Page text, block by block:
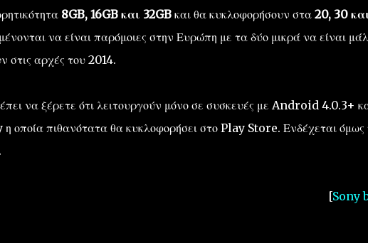
8GB, 16GB και 32GBκαι θα κυκλοφορήσουν στα 20, 30
να είναι παρόμοιες στην Ευρώπη με τα δύο μικρά να είναι
στις αρχές του 2014.
να ξέρετε ότι λειτουργούν μόνο σε συσκευές με Android 4.0.3+
η οποία πιθανότατα θα κυκλοφορήσει στο Play Store. Ενδέχεται όμως
[Sony